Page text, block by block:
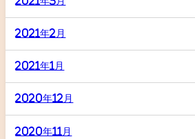
2021年2月
2021年1月
2020年12月
2020年11月